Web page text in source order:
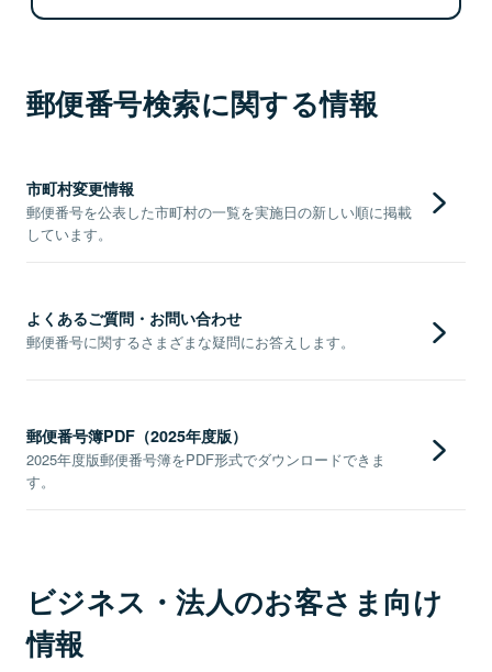
郵便番号検索に関する情報
市町村変更情報
郵便番号を公表した市町村の一覧を実施日の新しい順に掲載
しています。
よくあるご質問・お問い合わせ
郵便番号に関するさまざまな疑問にお答えします。
郵便番号簿PDF（2025年度版）
2025年度版郵便番号簿をPDF形式でダウンロードできま
す。
ビジネス・法人のお客さま向け
情報